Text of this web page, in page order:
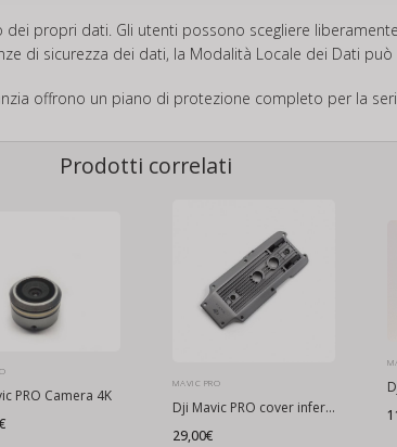
dei propri dati. Gli utenti possono scegliere
di sicurezza dei dati, la Modalità Locale dei Dati
offrono un piano di protezione completo per la
Prodotti correlati
PRO Camera 4K
MAVIC PRO
Dji Mavic PRO cover inferiore
29,00€